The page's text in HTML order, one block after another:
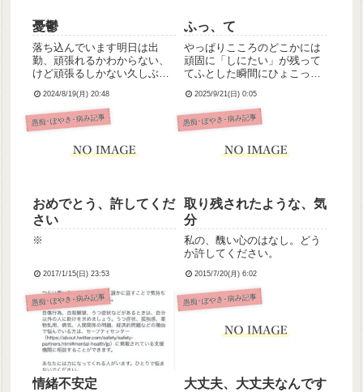
憂鬱
落ち込んでいます明日は出
勤、頑張れるかわからない、
けど頑張るしかない久しぶり
き以来かもあの人のナースコ
ールとるの怖い
2024/8/19(月) 20:48
ふっ、て
やっぱりこころのどこかには
頑固に「しにたい」が残って
てふとした瞬間にひょこっと
とにちょっとしたことだった
りするの、やっかいだなぁっ
て思う
2025/9/21(日) 0:05
愚痴･ぼやき･病み記事
おめでとう、許してくだ
さい
※
2017/1/15(日) 23:53
愚痴･ぼやき･病み記事
取り残されたような、気
分
私の、醜い心のはなし。どう
か許してください。
2015/7/20(月) 6:02
愚痴･ぼやき･病み記事
情緒不安定
愚痴･ぼやき･病み記事
大丈夫、大丈夫なんです